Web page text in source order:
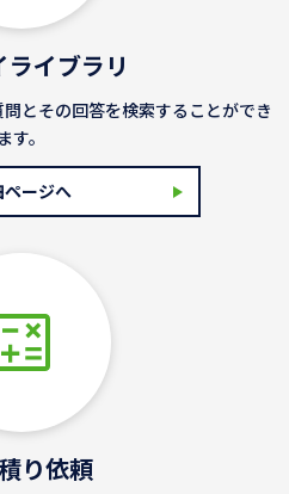
ライブラリ
とその回答を検索することができ
ます。
ページへ
り依頼